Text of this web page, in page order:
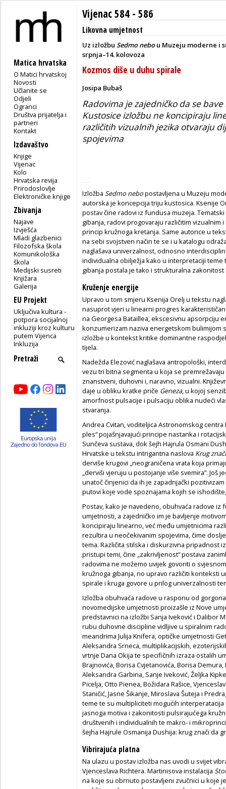
Matica hrvatska
O Matici hrvatskoj
Novosti
Učlanite se
Odjeli
Ogranci
Društva prijatelja i
partneri
Kontakt
Izdavaštvo
Knjige
Vijenac
Kolo
Hrvatska revija
Prirodoslovlje
Elektroničke knjige
Zbivanja
Najave
Izvješća
Mladi glazbenici
Filozofska škola
Komunikološka
škola
Medijski susreti
Knjižara
Galerija
EU Projekt
Uključiva kultura -
potpora socijalnoj
inkluziji kroz kulturu
putem Vijenca
Inkluzija
Vijenac 584 - 586
Likovna umjetnost
Uz izložbu Sedmo nebou Muzeju moderne i
srpnja–14. kolovoza
Kozmos diše u duhu spirale
Josipa Bubaš
Radovima je zajedničko da se
Kustosice izložbu ne koncipiraju
različitih vizualnih jezika otvaraju
spojevima
Izložba Sedmo nebopostavljena u Muzeju
autorska je koncepcija triju kustosica. Ksenije
postav čine radovi iz fundusa muzeja.
gibanja, radovi progovaraju različitim
princip kružnoga kretanja. Same autorice u
na sebi svojstven način te se i u katalogu
naglašava univerzalnost, odnosno
individualna obilježja kako u interpretaciji teme
gibanja postala je tako i strukturalna zakonitost
Kruženje energije
Upravo u tom smjeru Ksenija Orelj u tekstu
nasuprot vjeri u linearni progres
na Georgesa Bataillea, ekscesivnu apsorpciju
konzumerizam naziva energetskom bulimijom
izložbe u kontekst kritike dominantne
tijela.
Nadežda Elezović naglašava antropološki,
vezu tri bitna segmenta u koja se
znanstveni, duhovni i, naravno, vizualni.
daje u obliku kratke priče Geneza, u kojoj
amorfnost pulsacije i pulsaciju oblika nudeći
stvaranja.
Andrea Cvitan, voditeljica Astronomskog
ples“ pojašnjavajući principe nastanka i
Sunčeva sustava, dok šejh Hajrula Osmani
Hrvatske u tekstu intrigantna naslova Krug
derviše krugovi „neograničena vrata koja
„derviši vjeruju u postojanje više svemira“.
unatoč činjenici da ih je zapadnjački
putovi koje vode spoznajama kojih se
Postav, kako je navedeno, obuhvaća radove
umjetnosti, a zajedničko im je bavljenje
koncipiraju linearno, već među umjetnicima
rezultira u neočekivanim spojevima, čime
tema. Različita stilska i diskurzivna pripadnost
pristupi temi, čine „zakrivljenost“ postava
radovima ne možemo uvijek govoriti o
kružnoga gibanja, no upravo različiti konteksti
spirale i kruga govore u prilog univerzalnosti
Izložba obuhvaća radove u rasponu od
novomedijske umjetnosti proizašle iz Nove
predstavnici na izložbi Sanja Iveković i Dalibor
rubu duhovne discipline vidljive u spiralnim
meandrima Julija Knifera, optičke umjetnosti
Aleksandra Srneca, multiplikacijskih,
vrtnje Dana Okija te specifičnih izraza ostalih
Brajnovića, Borisa Cvjetanovića, Borisa
Aleksandra Garbina, Sanje Iveković, Željka
Picelja, Otto Pienea, Božidara Rašice,
Staničić, Jasne Šikanje, Miroslava Šuteja i
teme te su multipliciteti mogućih
jasnoga motiva i zakonitosti pulsirajućega
društvenih i individualnih te makro- i
šejha Hajrule Osmanija Dushija: krug znači da
Vibrirajuća platna
Na ulazu u postav izložba nas uvodi u svijet
Vjenceslava Richtera. Martinisova instalacija
na koje su obrnuto postavljeni zvučnici u koje